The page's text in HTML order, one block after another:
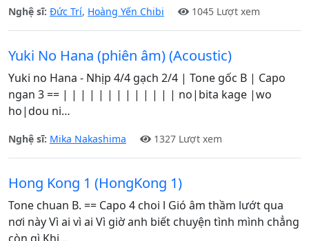
Nghệ sĩ: Đức Trí, Hoàng Yến Chibi 1045 Lượt xem
Yuki No Hana (phiên âm) (Acoustic)
Yuki no Hana - Nhịp 4/4 gạch 2/4 | Tone gốc B | Capo
ngan 3 == | | | | | | | | | | | | | no|bita kage |wo
ho|dou ni…
Nghệ sĩ: Mika Nakashima 1327 Lượt xem
Hong Kong 1 (HongKong 1)
Tone chuan B. == Capo 4 choi l Gió âm thầm lướt qua
nơi này Vì ai vì ai Vì giờ anh biết chuyện tình mình chẳng
còn gì Khi…